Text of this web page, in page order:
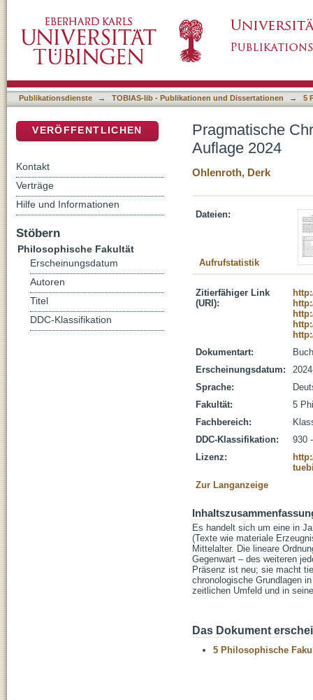
Publikationsdienste → TOBIAS-lib - Publikationen und Dissertationen → 5
Pragmatische
Auflage 2024
Ohlenroth, Derk
Dateien:
Aufrufstatistik
Zitierfähiger Link
(URI):
Dokumentart:
Buch
Erscheinungsdatum:
Sprache:
Fakultät:
5
Fachbereich:
DDC-Klassifikation:
930
Lizenz:
Zur Langanzeige
Es handelt sich um eine in
(Texte wie materiale
Mittelalter. Die lineare
Gegenwart – des weiteren
Präsenz ist neu; sie macht
chronologische Grundlagen
zeitlichen Umfeld und in
Das Dokument
5 Philosophische
VERÖFFENTLICHEN
Kontakt
Verträge
Hilfe und Informationen
Stöbern
Philosophische Fakultät
Erscheinungsdatum
Autoren
Titel
DDC-Klassifikation